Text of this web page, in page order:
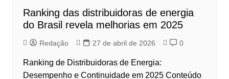
Ranking das distribuidoras de energia
do Brasil revela melhorias em 2025
Redação 27 de abril de 2026 0
Ranking de Distribuidoras de Energia:
Desempenho e Continuidade em 2025 Conteúdo